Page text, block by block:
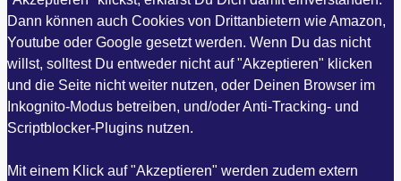
Dann können auch Cookies von Drittanbietern wie Amazon,
Youtube oder Google gesetzt werden. Wenn Du das nicht
willst, solltest Du entweder nicht auf "Akzeptieren" klicken
und die Seite nicht weiter nutzen, oder Deinen Browser im
Inkognito-Modus betreiben, und/oder Anti-Tracking- und
Scriptblocker-Plugins nutzen.
Mit einem Klick auf "Akzeptieren" werden zudem extern